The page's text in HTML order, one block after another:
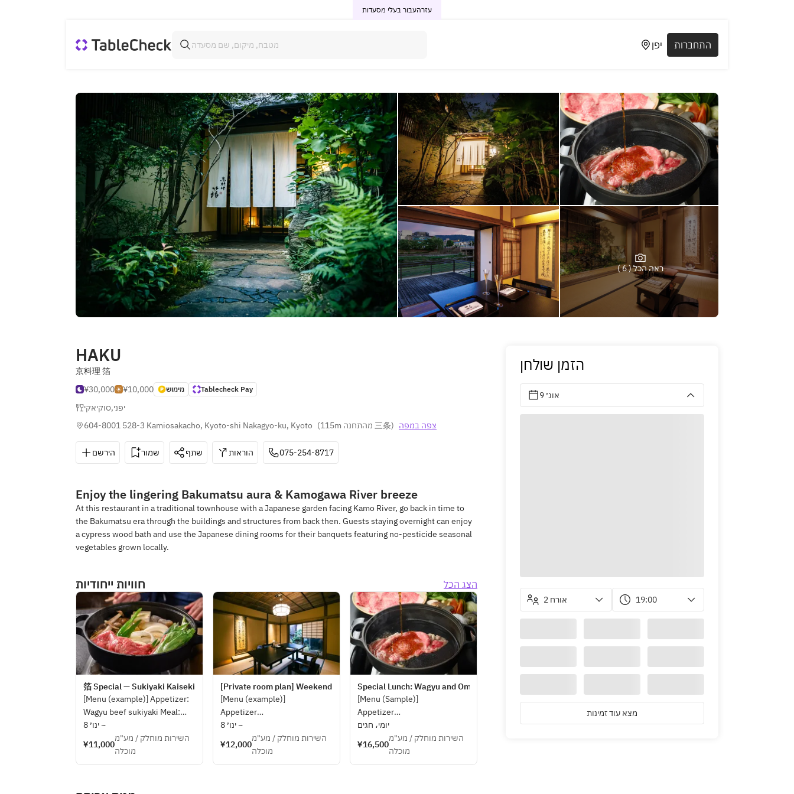
עבור בעלי מסעדותעזרה
יפן התחברות
ראה הכל ( 6 )
HAKU
京料理 箔
¥30,000
¥10,000 מימוש Tablecheck Pay
סוקיאקי,יפני
604-8001 528-3 Kamiosakacho, Kyoto-shi Nakagyo-ku, Kyoto ( 115m מהתחנה 三条) צפה במפה
הירשם שמור שתף הוראות 075-254-8717
Enjoy the lingering Bakumatsu aura & Kamogawa River breeze
At this restaurant in a traditional townhouse with a Japanese garden facing Kamo River, go back in time to
the Bakumatsu era through the buildings and structures from back then. Guests staying overnight can enjoy
a cypress wood bath and use the Japanese dining rooms for their banquets featuring no-pesticide seasonal
vegetables grown locally.
חוויות ייחודיות הצג הכל
箔 Special — Sukiyaki Kaiseki
[Menu (example)] Appetizer:
Wagyu beef sukiyaki Meal:
Pickles, dessert *This may
change depending on the
availability of ingredients.
8 ינו׳ ~
¥11,000
השירות מוחלק / מע"מ
מוכלה
[Private room plan] Weekend and public holiday limited lunch special - Haku Tokusei ~ Sukiyaki Kaiseki ~
[Menu (example)]
Appetizer
Wagyu beef Sukiyaki 150g
Rice, Japanese Pickle,
Dessert
8 ינו׳ ~
¥12,000
השירות מוחלק / מע"מ
מוכלה
Special Lunch: Wagyu and Omi Beef Sukiyaki【180g】
[Menu (Sample)]
Appetizer
Sukiyaki
Main Course
Dessert
יומי، חגים
¥16,500
השירות מוחלק / מע"מ
מוכלה
הזמן שולחן
9 אוג׳
2 אורח 19:00
מצא עוד זמינות